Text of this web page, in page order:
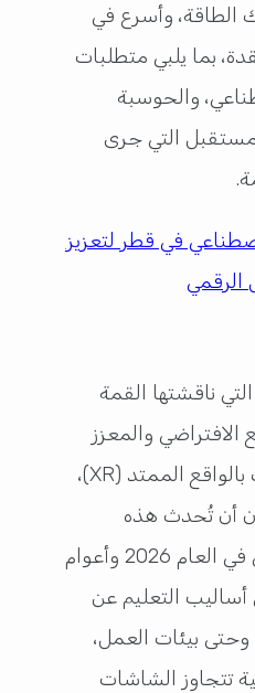
الطاقة، وأسرع في
بما يلبي متطلبات
والحوسبة
التي جرى
في قطر لتعزيز
الرقمي
ناقشتها القمة
الافتراضي والمعزز
والمختلط، أو ما يُعرف بالواقع الممتد (XR)،
أن تُحدث هذه
التقنيات المتطورة في في العام 2026 وأعوام
أساليب التعليم عن
وحتى بيئات العمل،
تتجاوز الشاشات